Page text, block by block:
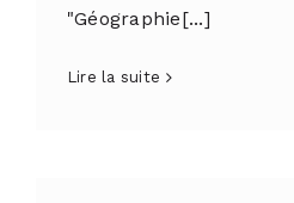
"Géographie[...]
Lire la suite